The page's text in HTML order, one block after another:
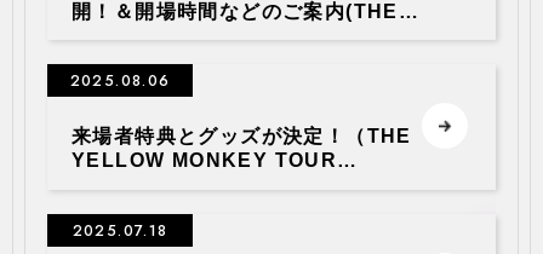
開！＆開場時間などのご案内(THE
Live Viewing)
2025.08.06
来場者特典とグッズが決定！（THE
YELLOW MONKEY TOUR
2025.07.18